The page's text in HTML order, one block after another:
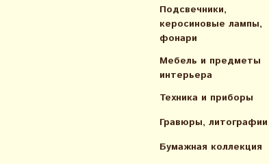
Подсвечники,
керосиновые лампы,
фонари
Мебель и предметы
интерьера
Техника и приборы
Гравюры, литографии
Бумажная коллекция